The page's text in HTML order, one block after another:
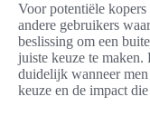
Voor potentiële
andere gebruikers
beslissing om een
juiste keuze te
duidelijk wanneer
keuze en de impact